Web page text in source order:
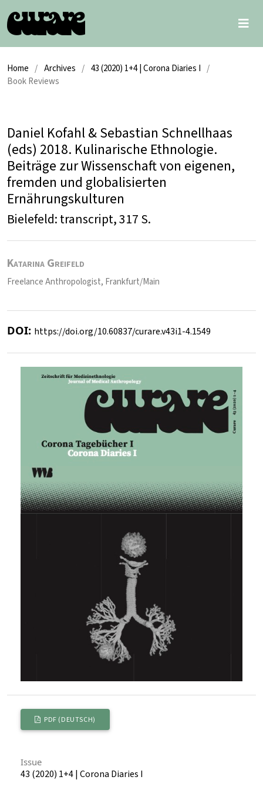
Home / Archives / 43 (2020) 1+4 | Corona Diaries I /
Book Reviews
Daniel Kofahl & Sebastian Schnellhaas
(eds) 2018. Kulinarische Ethnologie.
Beiträge zur Wissenschaft von eigenen,
fremden und globalisierten
Ernährungskulturen
Bielefeld: transcript, 317 S.
Katarina Greifeld
Freelance Anthropologist, Frankfurt/Main
DOI: https://doi.org/10.60837/curare.v43i1-4.1549
PDF (DEUTSCH)
Issue
43 (2020) 1+4 | Corona Diaries I